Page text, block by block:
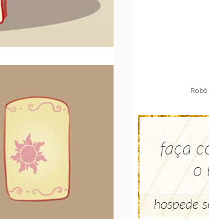
Robô